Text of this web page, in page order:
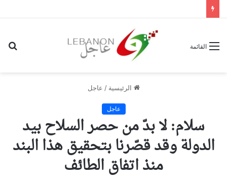
القائمة
الرئيسية / عاجل
عاجل
سلام: لا بدّ من حصر السلاح بيد
الدولة وقد قصّرنا بتحقيق هذا البند
منذ اتفاق الطائف